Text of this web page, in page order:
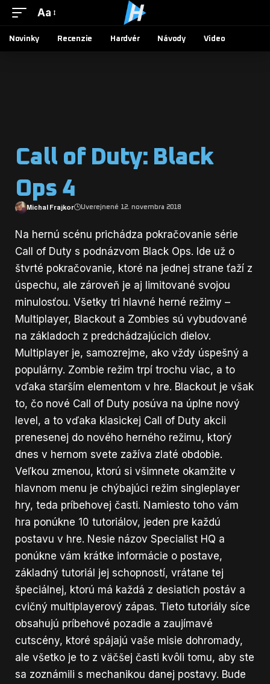
Aa
Novinky Recenzie Hardvér Návody Video
Call of Duty: Black
Ops 4
Michal Frajkor Uverejnené 12. novembra 2018
Na hernú scénu prichádza pokračovanie série
Call of Duty s podnázvom Black Ops. Ide už o
štvrté pokračovanie, ktoré na jednej strane ťaží z
úspechu, ale zároveň je aj limitované svojou
minulosťou. Všetky tri hlavné herné režimy –
Multiplayer, Blackout a Zombies sú vybudované
na základoch z predchádzajúcich dielov.
Multiplayer je, samozrejme, ako vždy úspešný a
populárny. Zombie režim trpí trochu viac, a to
vďaka starším elementom v hre. Blackout je však
to, čo nové Call of Duty posúva na úplne nový
level, a to vďaka klasickej Call of Duty akcii
prenesenej do nového herného režimu, ktorý
dnes v hernom svete zažíva zlaté obdobie.
Veľkou zmenou, ktorú si všimnete okamžite v
hlavnom menu je chýbajúci režim singleplayer
hry, teda príbehovej časti. Namiesto toho vám
hra ponúkne 10 tutoriálov, jeden pre každú
postavu v hre. Nesie názov Specialist HQ a
ponúkne vám krátke informácie o postave,
základný tutoriál jej schopností, vrátane tej
špeciálnej, ktorú má každá z desiatich postáv a
cvičný multiplayerový zápas. Tieto tutoriály síce
obsahujú príbehové pozadie a zaujímavé
cutscény, ktoré spájajú vaše misie dohromady,
ale všetko je to z väčšej časti kvôli tomu, aby ste
sa zoznámili s mechanikou danej postavy. Bude